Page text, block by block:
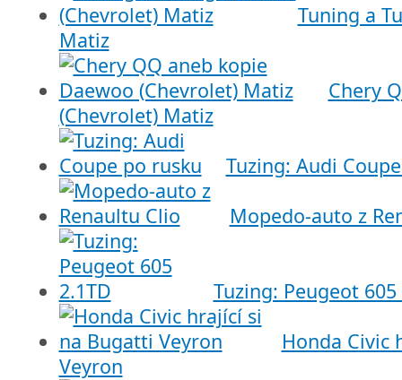
Tuning a
Matiz
Chery
(Chevrolet) Matiz
Tuzing: Audi
Mopedo-auto z
Tuzing: Peugeot 605
Honda Civic
Veyron